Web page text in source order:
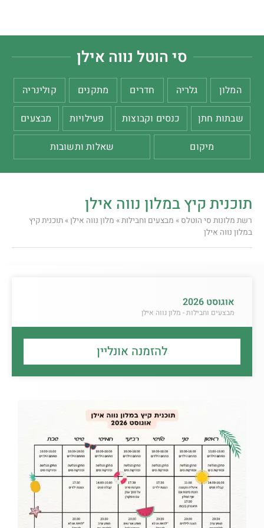
סי הוטל נווה אילן
המלון גלריה חדרים מתקנים
קולינריה
שבתות חתן
כנסים וקבוצות פעילויות
מבצעים
מיקום
שאלות ותשובות
תוכנית קיץ במלון נווה אילן
רשת מלונות סי הוטלס » מבצעים וחבילות» מלון נווה אילן» תוכנית קיץ
במלון נווה אילן
אוגוסט 2026
מבצעים וחבילות - מלון נווה אילן
להזמנה אונליין